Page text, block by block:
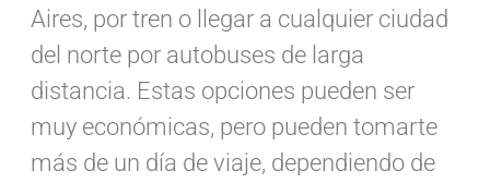
Aires, por tren o llegar a cualquier ciudad
del norte por autobuses de larga
distancia. Estas opciones pueden ser
muy económicas, pero pueden tomarte
más de un día de viaje, dependiendo de